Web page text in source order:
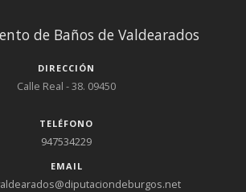
de Baños de Valdearados
DIRECCIÓN
Calle Real - 38. 09450
TELÉFONO
947534229
EMAIL